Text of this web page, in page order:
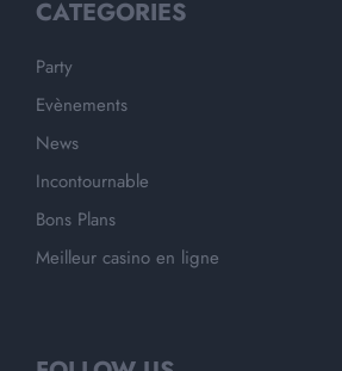
CATEGORIES
Party
Evènements
News
Incontournable
Bons Plans
Meilleur casino en ligne